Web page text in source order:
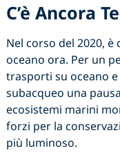
C’è Ancora
Nel corso del 2020,
oceano ora. Per un
trasporti su oceano
subacqueo una
ecosistemi marini
forzi per la
più luminoso.